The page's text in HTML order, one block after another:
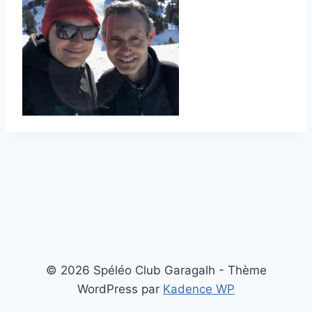
© 2026 Spéléo Club Garagalh - Thème
WordPress par Kadence WP